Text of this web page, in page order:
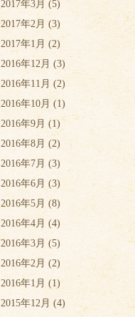
2017年3月 (5)
2017年2月 (3)
2017年1月 (2)
2016年12月 (3)
2016年11月 (2)
2016年10月(1)
2016年9月 (1)
2016年8月 (2)
2016年7月 (3)
2016年6月(3)
2016年5月 (8)
2016年4月 (4)
2016年3月 (5)
2016年2月 (2)
2016年1月 (1)
2015年12月 (4)